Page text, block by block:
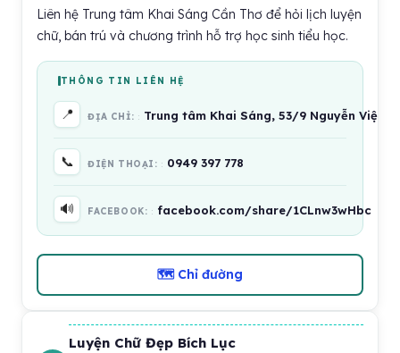
Liên hệ Trung tâm Khai Sáng Cần Thơ để hỏi lịch luyện
chữ, bán trú và chương trình hỗ trợ học sinh tiểu học.
THÔNG TIN LIÊN HỆ
📍 ĐỊA CHỈ: Trung tâm Khai Sáng, 53/9 Nguyễn Việt
📞 ĐIỆN THOẠI: 0949 397 778
🔊 FACEBOOK: facebook.com/share/1CLnw3wHbc
🗺 Chỉ đường
Luyện Chữ Đẹp Bích Lục